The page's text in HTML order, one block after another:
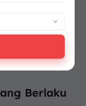
baik. Ini
lebih efisien,
bahwa
tidak merusak
Berlaku